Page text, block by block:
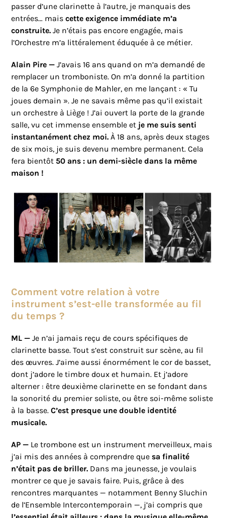
passer d’une clarinette à l’autre, je manquais des
entrées… maiscette exigence immédiate m’a
construite. Je n’étais pas encore engagée, mais
l’Orchestre m’a littéralement éduquée à ce métier.
Alain Pire — J’avais 16 ans quand on m’a demandé de
remplacer un tromboniste. On m’a donné la partition
de la 6e Symphonie de Mahler, en me lançant : « Tu
joues demain ». Je ne savais même pas qu’il existait
un orchestre à Liège ! J’ai ouvert la porte de la grande
salle, vu cet immense ensemble et je me suis senti
instantanément chez moi. À 18 ans, après deux stages
de six mois, je suis devenu membre permanent. Cela
fera bientôt 50 ans : un demi-siècle dans la même
maison !
Comment votre relation à votre
instrument s’est-elle transformée au fil
du temps ?
ML — Je n’ai jamais reçu de cours spécifiques de
clarinette basse. Tout s’est construit sur scène, au fil
des œuvres. J’aime aussi énormément le cor de basset,
dont j’adore le timbre doux et humain. Et j’adore
alterner : être deuxième clarinette en se fondant dans
la sonorité du premier soliste, ou être soi-même soliste
à la basse.C’est presque une double identité
musicale.
AP — Le trombone est un instrument merveilleux, mais
j’ai mis des années à comprendre que sa finalité
n’était pas de briller. Dans ma jeunesse, je voulais
montrer ce que je savais faire. Puis, grâce à des
rencontres marquantes — notamment Benny Sluchin
de l’Ensemble Intercontemporain —, j’ai compris que